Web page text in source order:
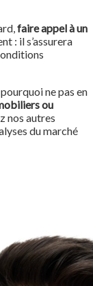
faire appel à un
: il s’assurera
ne pas en
ou
nos autres
du marché